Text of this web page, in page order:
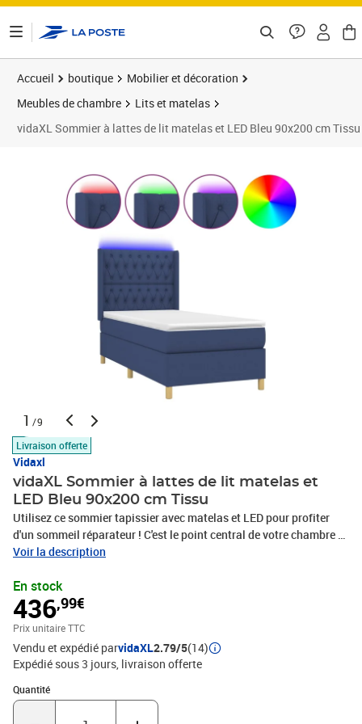
Accueil boutique
Mobilier et décoration
Meubles de chambre
Lits et matelas
vidaXL Sommier à lattes de lit matelas et LED Bleu 90x200 cm Tissu
1 /9
Livraison offerte
Vidaxl
vidaXL Sommier à lattes de lit matelas et
LED Bleu 90x200 cm Tissu
Utilisez ce sommier tapissier avec matelas et LED pour profiter
d'un sommeil réparateur ! C'est le point central de votre chambre à
coucher. Tissu durable : le tissu présente un aspect simple et
est réglable en hauteur selon vos préférences. La tête de lit vous
offre un excellent soutien du dos lorsque vous êtes assis dans
votre lit pour lire ou regarder la télévision.Bande LED colorée :
apportez de l'éclairage dans l'obscurité avec des lumières LED
colorées !Matelas à ressorts ensachés : le ressort ensaché
individuel intégré est connu pour sa très haute qualité tout en
assurant un haut niveau de durabilité et d'adaptabilité. Il peut
absorber efficacement le bruit et les chocs causés par les sauts et
Voir la description
En stock
436,99€
Prix unitaire TTC
Vendu et expédié parvidaXL2.79/5(14)
Expédié sous 3 jours livraison offerte
Quantité
Quantité : 1